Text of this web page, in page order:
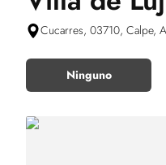
Cucarres, 03710, Calpe,
Ninguno